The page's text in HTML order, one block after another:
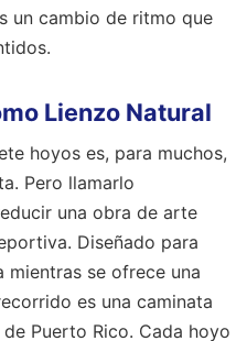
un cambio de ritmo que
Lienzo Natural
hoyos es, para muchos,
Pero llamarlo
una obra de arte
Diseñado para
se ofrece una
es una caminata
Puerto Rico. Cada hoyo